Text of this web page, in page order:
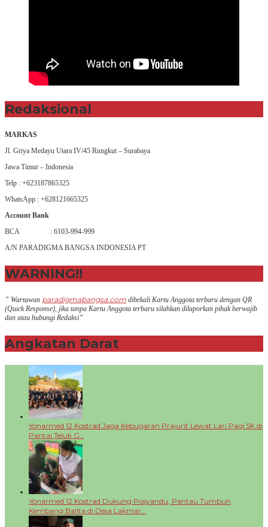
Redaksional
MARKAS
Jl. Griya Medayu Utara IV/45 Rungkut – Surabaya
Jawa Timur – Indonesia
Telp : +623187865325
WhatsApp : +628121665325
Account Bank
BCA : 6103-994-999
A/N PARADIGMA BANGSA INDONESIA PT
WARNING!!
” Wartawan paradigmabangsa.com dibekali Kartu Anggota terbaru dengan QR
(Quick Response), jika tanpa Kartu Anggota terbaru silahkan dilaporkan pihak berwajib
dan atau hubungi Redaksi”
Angkatan Darat
Yonarmed 12 Kostrad Jaga Kebugaran Prajurit Lewat Lari Pagi 5K di
Pantai Teluk G…
Yonarmed 12 Kostrad Dukung Posyandu, Pantau Tumbuh
Kembang Balita di Desa Lakmar…